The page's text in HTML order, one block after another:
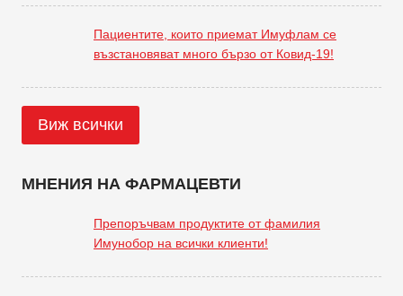
Пациентите, които приемат Имуфлам се
възстановяват много бързо от Ковид-19!
Виж всички
МНЕНИЯ НА ФАРМАЦЕВТИ
Препоръчвам продуктите от фамилия
Имунобор на всички клиенти!